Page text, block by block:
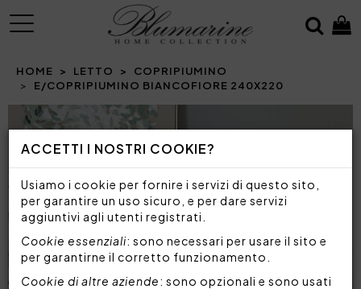
ACCETTI I NOSTRI COOKIE?
Usiamo i cookie per fornire i servizi di questo sito,
per garantire un uso sicuro, e per dare servizi
aggiuntivi agli utenti registrati.
Cookie essenziali: sono necessari per usare il sito e
per garantirne il corretto funzionamento.
Cookie di altre aziende: sono opzionali e sono usati
MENU
HOME LETTO
COPRIPIUMINO
E/COPRIPIUMINO BIANCOFIORE 240X220
Prev